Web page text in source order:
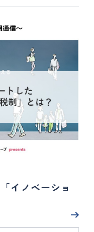
イノベーショ